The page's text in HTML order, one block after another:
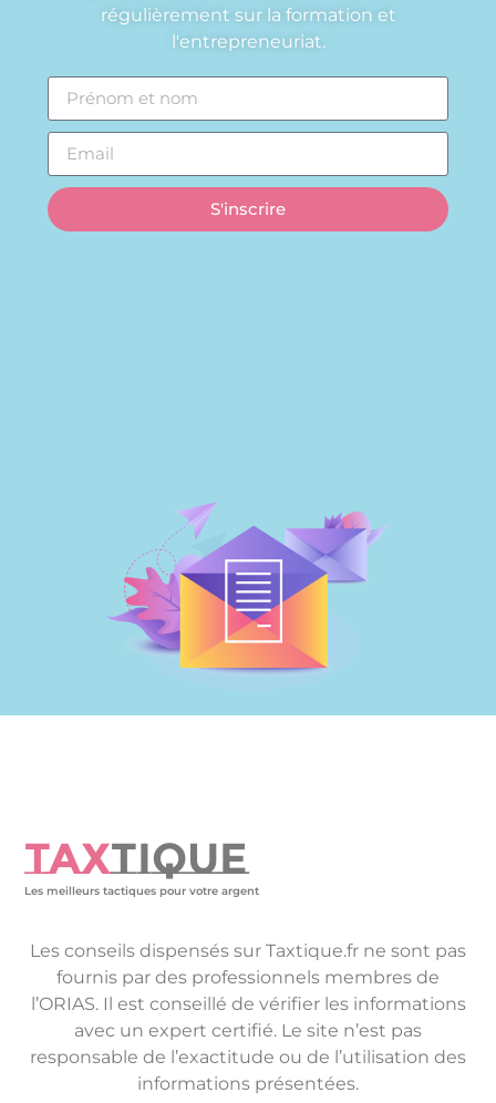
régulièrement sur la formation et
l'entrepreneuriat.
S'inscrire
TAXTIQUE
Les meilleurs tactiques pour votre argent
Les conseils dispensés sur Taxtique.fr ne sont pas
fournis par des professionnels membres de
l’ORIAS. Il est conseillé de vérifier les informations
avec un expert certifié. Le site n’est pas
responsable de l’exactitude ou de l’utilisation des
informations présentées.